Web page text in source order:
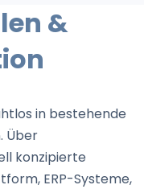
&
in bestehende
Über
konzipierte
ERP-Systeme,